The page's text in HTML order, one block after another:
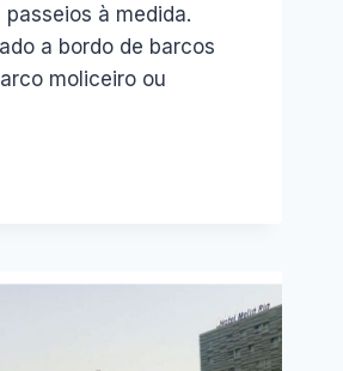
à medida.
a bordo de barcos
moliceiro ou